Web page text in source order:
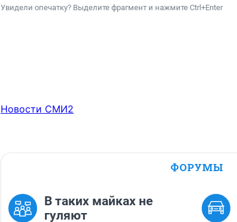
Увидели опечатку? Выделите фрагмент и нажмите Ctrl+Enter
Новости СМИ2
ФОРУМЫ
В таких майках не
гуляют